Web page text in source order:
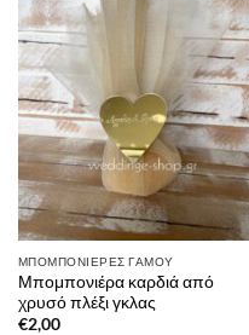
Πρόσθήκη
στην λίστα
επιθυμιών
ΜΠΟΜΠΟΝΙΈΡΕΣ ΓΆΜΟΥ
Μπομπονιέρα καρδιά από
χρυσό πλέξι γκλας
€2,00